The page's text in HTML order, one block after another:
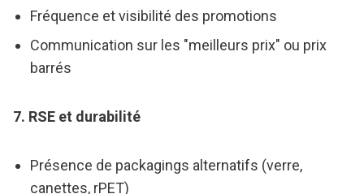
Fréquence et visibilité des promotions
Communication sur les "meilleurs prix" ou prix
barrés
7. RSE et durabilité
Présence de packagings alternatifs (verre,
canettes, rPET)